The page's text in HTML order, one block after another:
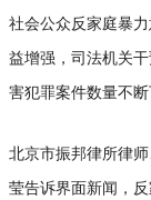
社会公众反家庭暴
益增强，司法机关
害犯罪案件数量不断
北京市振邦律所律
莹告诉界面新闻，